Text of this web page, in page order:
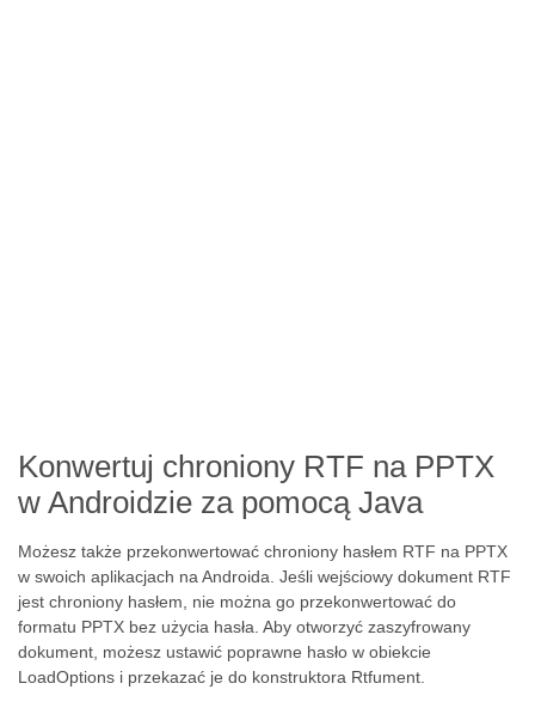
Konwertuj chroniony RTF na PPTX
w Androidzie za pomocą Java
Możesz także przekonwertować chroniony hasłem RTF na PPTX
w swoich aplikacjach na Androida. Jeśli wejściowy dokument RTF
jest chroniony hasłem, nie można go przekonwertować do
formatu PPTX bez użycia hasła. Aby otworzyć zaszyfrowany
dokument, możesz ustawić poprawne hasło w obiekcie
LoadOptions i przekazać je do konstruktora Rtfument.